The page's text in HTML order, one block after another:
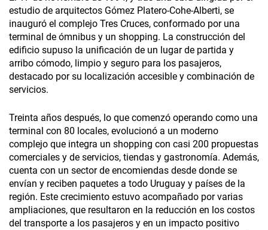
estudio de arquitectos Gómez Platero-Cohe-Alberti, se
inauguró el complejo Tres Cruces, conformado por una
terminal de ómnibus y un shopping. La construcción del
edificio supuso la unificación de un lugar de partida y
arribo cómodo, limpio y seguro para los pasajeros,
destacado por su localización accesible y combinación de
servicios.
Treinta años después, lo que comenzó operando como una
terminal con 80 locales, evolucionó a un moderno
complejo que integra un shopping con casi 200 propuestas
comerciales y de servicios, tiendas y gastronomía. Además,
cuenta con un sector de encomiendas desde donde se
envían y reciben paquetes a todo Uruguay y países de la
región. Este crecimiento estuvo acompañado por varias
ampliaciones, que resultaron en la reducción en los costos
del transporte a los pasajeros y en un impacto positivo